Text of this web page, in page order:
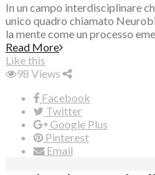
In un campo interdisciplinare
unico quadro chiamato
la mente come un processo
Read More
Like this
98 Views
Facebook
Twitter
Google Plus
Pinterest
Email